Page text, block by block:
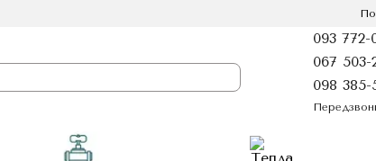
093 772-
067 503-
098 385-